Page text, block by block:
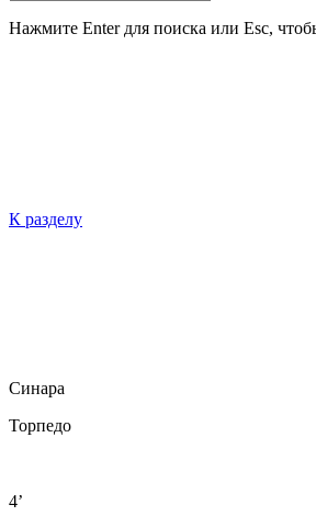
Нажмите Enter для поиска или Esc,
К разделу
Синара
Торпедо
4’